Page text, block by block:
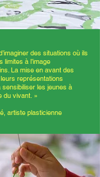
des situations où ils
limites à l’image
La mise en avant des
représentations
les jeunes à
du vivant. »
artiste plasticienne